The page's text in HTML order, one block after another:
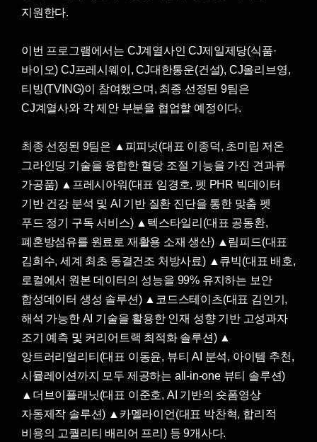
지원한다.
이번 프로그램에서는 CJ계열사인 CJ제일제당(식품·
바이오) CJ프레시웨이, CJ대한통운(건설), CJ올리브영,
티빙(TVING)이 참여했으며, 최종 선정된 9팀은
CJ계열사와 각 제안 부분을 협업할 예정이다.
최종 선정된 9팀은 ▲피피넛(대표 이종덕, 초미립 저온
그라인딩 기술을 융합한 혈당 조절 기능을 가진 견과류
가공품) ▲프레시아워(대표 임경호, 펫 PHR 빅데이터
기반 건강 분석 및 AI 기반 질환 진단을 통한 맞춤 펫
푸드 정기 구독 서비스) ▲텍스타일리(대표 공동환,
폐혼방섬유를 원료로 재활용 소재 생산) ▲림피드(대표
김희수, 세계 최초 동결건조 처방사료) ▲큐빅(대표 배호,
로컬에서 원본 데이터의 성능을 99% 유지하는 보안
합성데이터 생성 솔루션) ▲코드스테이츠(대표 김인기,
해석 가능한 AI 기술을 활용한 인재 성향 기반 고성과자
조기 예측 및 커리어트랙 최적화 솔루션) ▲
앙트러리얼리티(대표 이동윤, 뷰티 AI 분석, 아이템 추천,
시뮬레이션까지 모두 제공하는 all-in-one 뷰티 솔루션)
▲더브이플래닛(대표 이준호, AI 기반의 숏폼영상
자동제작 솔루션) ▲카멜라이언(대표 박찬혁, 합리적
비용의 고퀄리티 배리어 프리) 등 9개사다.